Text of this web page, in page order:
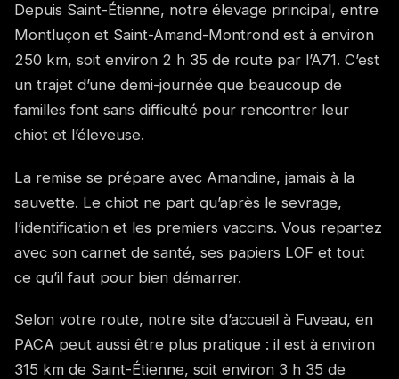
Depuis Saint-Étienne, notre élevage principal, entre
Montluçon et Saint-Amand-Montrond est à environ
250 km, soit environ 2 h 35 de route par l’A71. C’est
un trajet d’une demi-journée que beaucoup de
familles font sans difficulté pour rencontrer leur
chiot et l’éleveuse.
La remise se prépare avec Amandine, jamais à la
sauvette. Le chiot ne part qu’après le sevrage,
l’identification et les premiers vaccins. Vous repartez
avec son carnet de santé, ses papiers LOF et tout
ce qu’il faut pour bien démarrer.
Selon votre route, notre site d’accueil à Fuveau, en
PACA peut aussi être plus pratique : il est à environ
315 km de Saint-Étienne, soit environ 3 h 35 de